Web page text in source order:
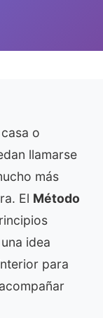
o
llamarse
más
El Método
idea
para